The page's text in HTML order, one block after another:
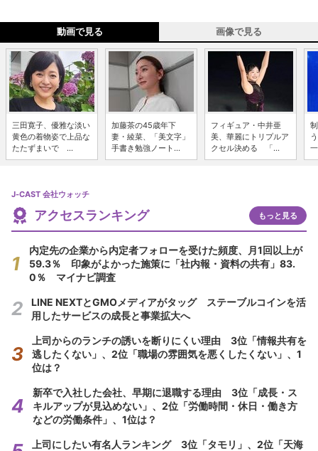
動画で見る 画像で見る
三田寛子、優雅な淡い
黄色の着物姿で上品な
たたずまいで ...
加藤茶の45歳年下
妻・綾菜、「美文字」
手書き勉強ノート...
フィギュア・中井亜
美、華麗にトリプルア
クセル決める 「...
J-CAST 会社ウォッチ
アクセスランキング もっと見る
内定先の企業から内定者フォローを受けた頻度、月1回以上が
59.3％ 印象がよかった施策に「社内報・資料の共有」83.
0％ マイナビ調査
LINE NEXTとGMOメディアがタッグ ステーブルコインを活
用したサービスの成長と事業拡大へ
上司からのランチの誘いを断りにくい理由 3位「情報共有を
逃したくない」、2位「職場の雰囲気を悪くしたくない」、1
位は？
新卒で入社した会社、早期に退職する理由 3位「成長・ス
キルアップが見込めない」、2位「労働時間・休日・働き方
などの労働条件」、1位は？
上司にしたい有名人ランキング 3位「タモリ」、2位「天海